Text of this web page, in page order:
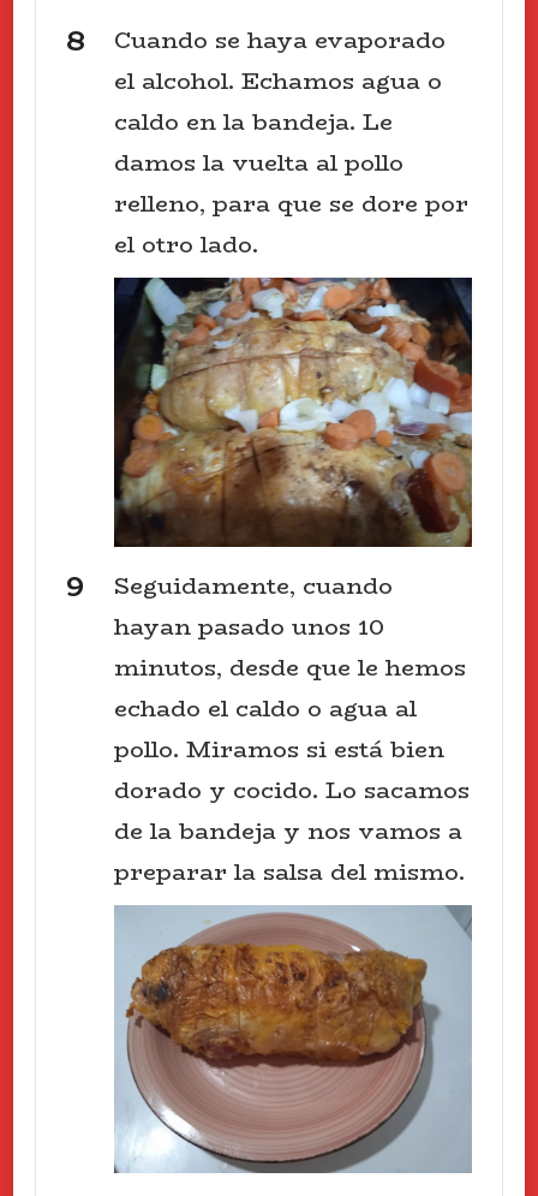
Cuando se haya evaporado
el alcohol. Echamos agua o
caldo en la bandeja. Le
damos la vuelta al pollo
relleno, para que se dore por
el otro lado.
Seguidamente, cuando
hayan pasado unos 10
minutos, desde que le hemos
echado el caldo o agua al
pollo. Miramos si está bien
dorado y cocido. Lo sacamos
de la bandeja y nos vamos a
preparar la salsa del mismo.